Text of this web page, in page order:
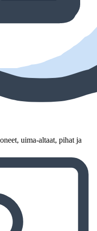
uima-altaat, pihat ja